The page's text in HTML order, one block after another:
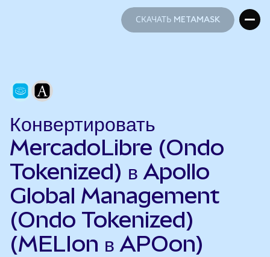
СКАЧАТЬ METAMASK
Конвертировать
MercadoLibre (Ondo
Tokenized) в Apollo
Global Management
(Ondo Tokenized)
(MELIon в APOon)